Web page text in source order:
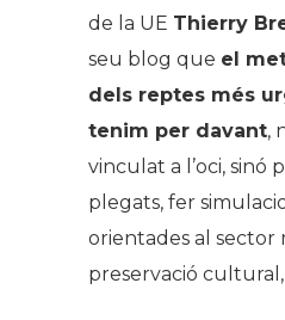
de la UE Thierry
seu blog que el
dels reptes més
tenim per davant,
vinculat a l’oci, sinó
plegats, fer
orientades al sector
preservació